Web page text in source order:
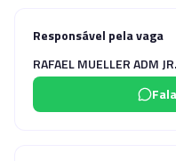
Responsável pela vaga
RAFAEL MUELLER ADM JR.